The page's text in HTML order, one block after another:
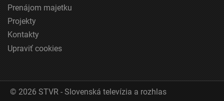
Identifikácia zariadení na základe aktívne
vyžiadaných informácií
Účely spracovania, ktoré nie sú v kompetencii IAB:
Nevyhnutné
Prenájom majetku
Projekty
Kontakty
Upraviť cookies
© 2026 STVR - Slovenská televízia a rozhlas